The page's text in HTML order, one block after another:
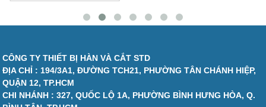
CÔNG TY THIẾT BỊ HÀN VÀ CẮT STD
ĐỊA CHỈ : 194/3A1, ĐƯỜNG TCH21, PHƯỜNG TÂN CHÁNH HIỆP,
QUẬN 12, TP.HCM
CHI NHÁNH : 327, QUỐC LỘ 1A, PHƯỜNG BÌNH HƯNG HÒA, Q.